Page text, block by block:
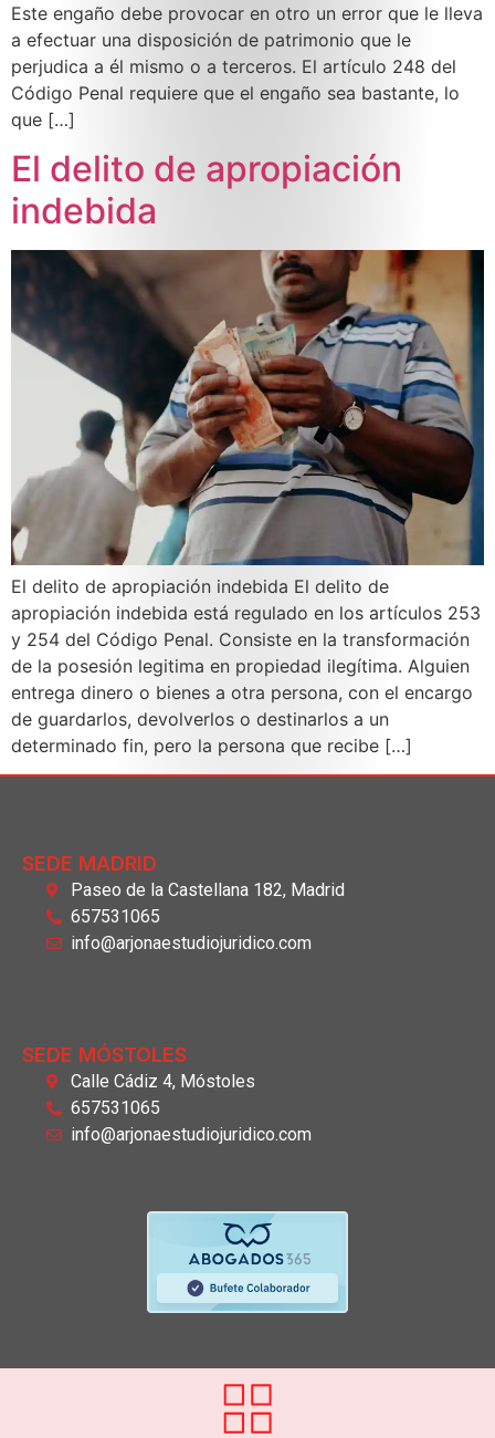
Este engaño debe provocar en otro un error que le lleva
a efectuar una disposición de patrimonio que le
perjudica a él mismo o a terceros. El artículo 248 del
Código Penal requiere que el engaño sea bastante, lo
que […]
El delito de apropiación
indebida
El delito de apropiación indebida El delito de
apropiación indebida está regulado en los artículos 253
y 254 del Código Penal. Consiste en la transformación
de la posesión legitima en propiedad ilegítima. Alguien
entrega dinero o bienes a otra persona, con el encargo
de guardarlos, devolverlos o destinarlos a un
determinado fin, pero la persona que recibe […]
SEDE MADRID
Paseo de la Castellana 182, Madrid
657531065
info@arjonaestudiojuridico.com
SEDE MÓSTOLES
Calle Cádiz 4, Móstoles
657531065
info@arjonaestudiojuridico.com